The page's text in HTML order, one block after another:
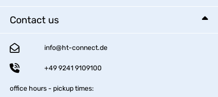
Contact us
info@ht-connect.de
+49 9241 9109100
office hours - pickup times: